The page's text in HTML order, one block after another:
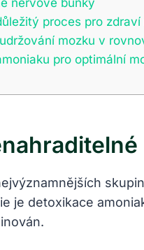
proces pro zdraví
mozku v
pro optimální
je detoxikace